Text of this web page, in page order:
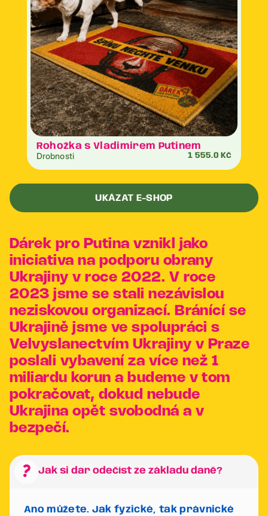
Rohožka s Vladimirem Putinem
Drobnosti
1 555.0 Kč
UKÁZAT E-SHOP
Dárek pro Putina vznikl jako
iniciativa na podporu obrany
Ukrajiny v roce 2022. V roce
2023 jsme se stali nezávislou
neziskovou organizací. Bránící se
Ukrajině jsme ve spolupráci s
Velvyslanectvím Ukrajiny v Praze
poslali vybavení za více než 1
miliardu korun a budeme v tom
pokračovat, dokud nebude
Ukrajina opět svobodná a v
bezpečí.
question_mark Jak si dar odečíst ze základu daně?
Ano můžete. Jak fyzické, tak právnické